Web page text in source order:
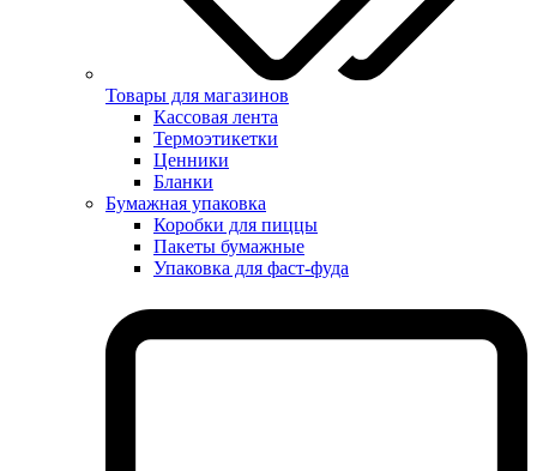
Товары для магазинов
Кассовая лента
Термоэтикетки
Ценники
Бланки
Бумажная упаковка
Коробки для пиццы
Пакеты бумажные
Упаковка для фаст-фуда